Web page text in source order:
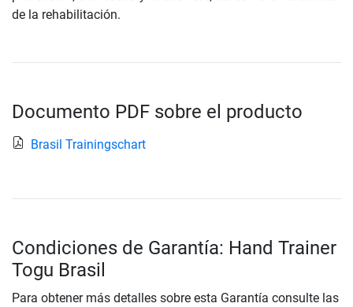
de la rehabilitación.
Documento PDF sobre el producto
Brasil Trainingschart
Condiciones de Garantía: Hand Trainer
Togu Brasil
Para obtener más detalles sobre esta Garantía consulte las